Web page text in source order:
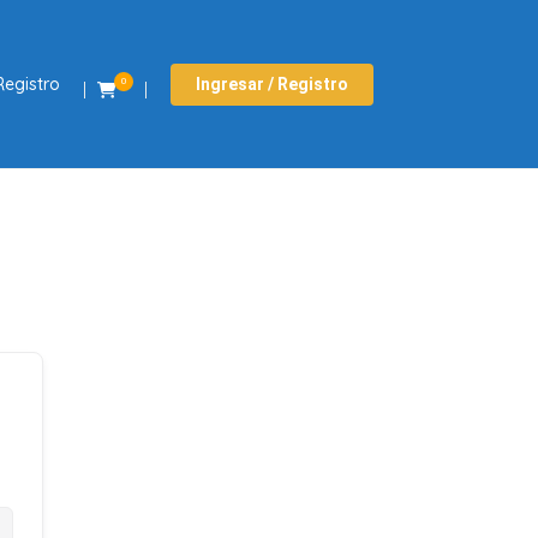
0 Ingresar / Registro